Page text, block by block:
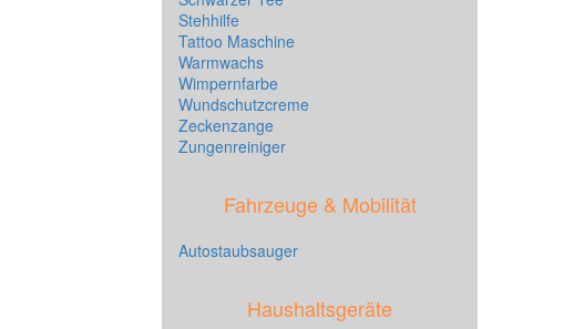
Stehhilfe
Tattoo Maschine
Warmwachs
Wimpernfarbe
Wundschutzcreme
Zeckenzange
Zungenreiniger
Fahrzeuge & Mobilität
Autostaubsauger
Haushaltsgeräte